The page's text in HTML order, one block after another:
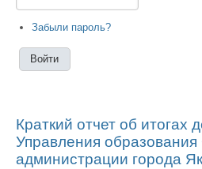
Забыли пароль?
Краткий отчет об итогах
Управления
администрации города